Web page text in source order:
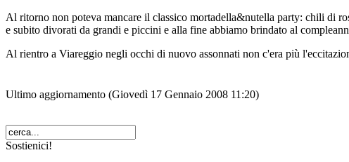
Al ritorno non poteva mancare il classico mortadella&nutella party: chili di
e subito divorati da grandi e piccini e alla fine abbiamo brindato al
Al rientro a Viareggio negli occhi di nuovo assonnati non c'era più
Ultimo aggiornamento (Giovedì 17 Gennaio 2008 11:20)
Sostienici!